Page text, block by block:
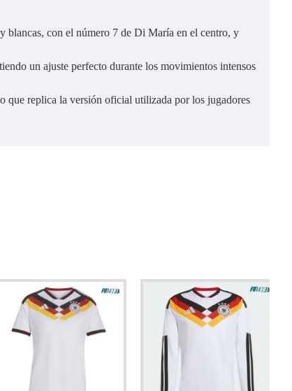
blancas, con el número 7 de Di María en el centro, y
un ajuste perfecto durante los movimientos intensos
que replica la versión oficial utilizada por los jugadores